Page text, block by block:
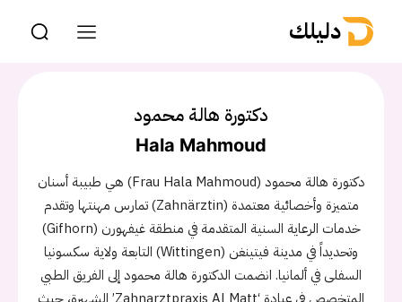
دليلك
دكتورة هالة محمود
Hala Mahmoud
دكتورة هالة محمود (Frau Hala Mahmoud) هي طبيبة أسنان
متميزة وأخصائية معتمدة (Zahnärztin) تمارس مهنتها وتقدم
خدمات الرعاية السنية المتقدمة في منطقة غيفهورن (Gifhorn)
وتحديداً في مدينة فيتينغن (Wittingen) التابعة ولاية سكسونيا
السفلى في ألمانيا. انضمت الدكتورة هالة محمود إلى الفريق الطبي